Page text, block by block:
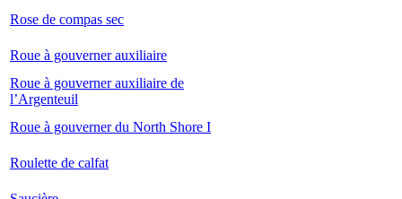
Rose de compas sec
Roue à gouverner auxiliaire
Roue à gouverner auxiliaire de
l’Argenteuil
Roue à gouverner du North Shore I
Roulette de calfat